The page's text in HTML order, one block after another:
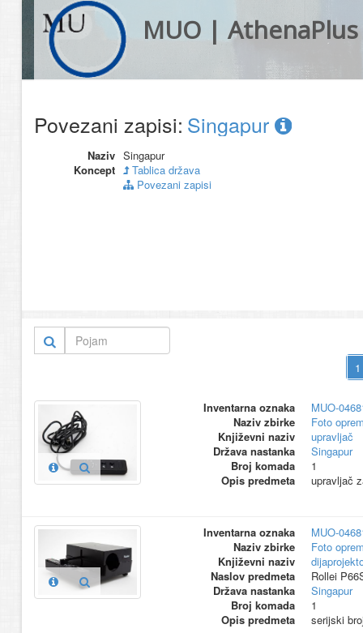
MUO | AthenaPlus
Povezani zapisi: Singapur
Naziv Singapur
Koncept
Tablica država
Povezani zapisi
Inventarna oznaka
MUO-
Naziv zbirke
Foto
Književni naziv
upravljač
Država nastanka
Singapur
Broj komada
1
Opis predmeta
upravljač
Inventarna oznaka
MUO-
Naziv zbirke
Foto
Književni naziv
Naslov predmeta
Rollei
Država nastanka
Singapur
Broj komada
1
Opis predmeta
serijski